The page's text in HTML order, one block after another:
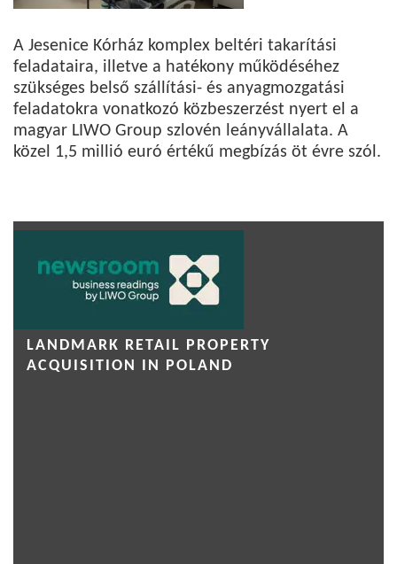
A Jesenice Kórház komplex beltéri takarítási
feladataira, illetve a hatékony működéséhez
szükséges belső szállítási- és anyagmozgatási
feladatokra vonatkozó közbeszerzést nyert el a
magyar LIWO Group szlovén leányvállalata. A
közel 1,5 millió euró értékű megbízás öt évre szól.
LANDMARK RETAIL PROPERTY
ACQUISITION IN POLAND